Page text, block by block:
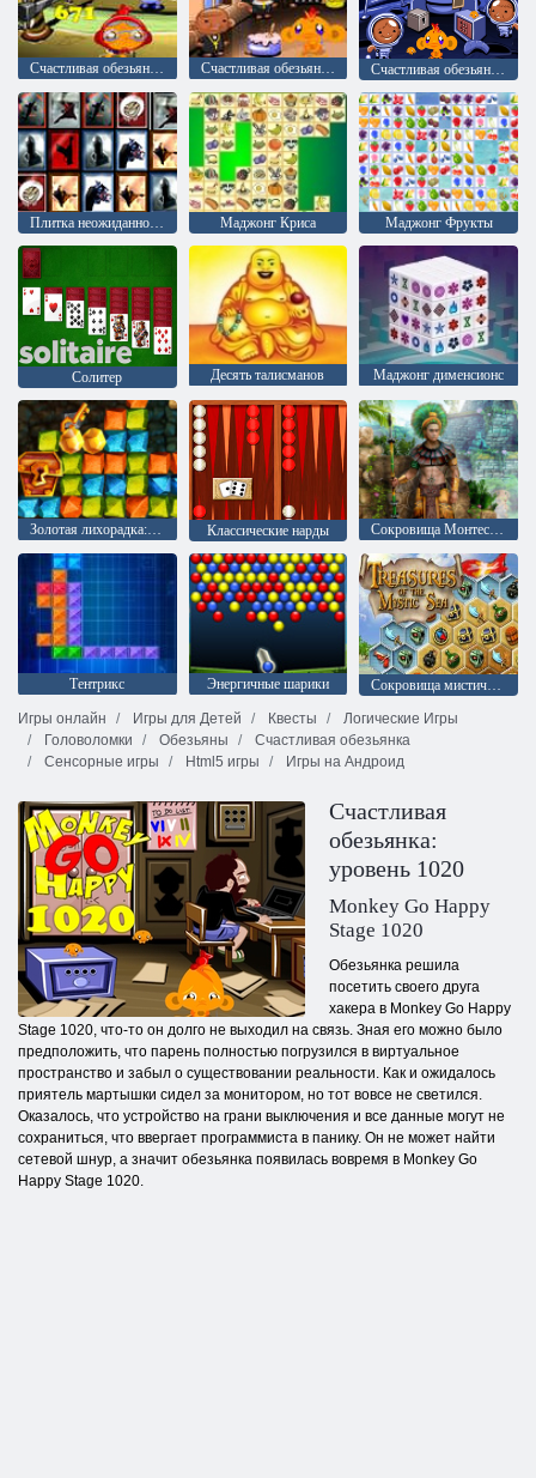
Счастливая обезьянка: уровень 671 Счастливая обезьянка: уровень 710 Счастливая обезьянка: уровень 1042
Плитка неожиданностей Маджонг Криса Маджонг Фрукты
Солитер Десять талисманов Mаджонг дименсионс
Золотая лихорадка: Охотник за сокровищами Классические нарды Сокровища Монтесумы 2
Тентрикс Энергичные шарики
Сокровища мистического моря
Игры онлайн
Игры для Детей Квесты
Логические Игры
Головоломки
Обезьяны
Счастливая обезьянка
Сенсорные игры
Html5 игры Игры на Андроид
Счастливая
обезьянка:
уровень 1020
Monkey Go Happy
Stage 1020
Обезьянка решила
посетить своего друга
хакера в Monkey Go Happy
Stage 1020, что-то он долго не выходил на связь. Зная его можно было
предположить, что парень полностью погрузился в виртуальное
пространство и забыл о существовании реальности. Как и ожидалось
приятель мартышки сидел за монитором, но тот вовсе не светился.
Оказалось, что устройство на грани выключения и все данные могут не
сохраниться, что ввергает программиста в панику. Он не может найти
сетевой шнур, а значит обезьянка появилась вовремя в Monkey Go
Happy Stage 1020.